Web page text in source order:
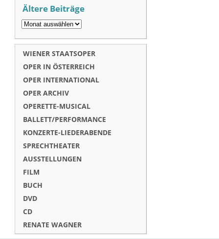
Ältere Beiträge
WIENER STAATSOPER
OPER IN ÖSTERREICH
OPER INTERNATIONAL
OPER ARCHIV
OPERETTE-MUSICAL
BALLETT/PERFORMANCE
KONZERTE-LIEDERABENDE
SPRECHTHEATER
AUSSTELLUNGEN
FILM
BUCH
DVD
CD
RENATE WAGNER